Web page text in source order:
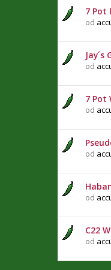
7 Pot
od
Jay´s
od
7 Pot
od
od
od
C22
od